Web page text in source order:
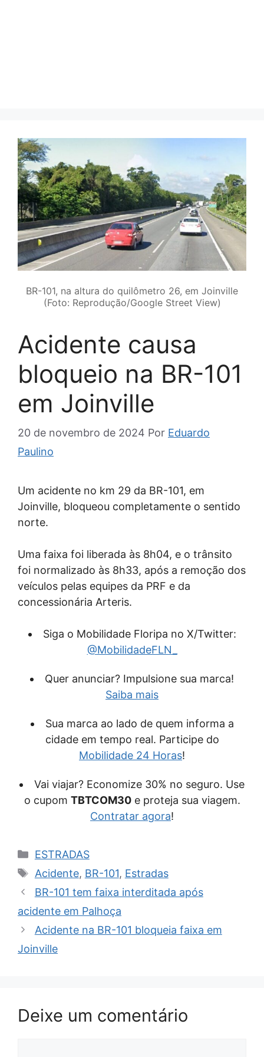
BR-101, na altura do quilômetro 26, em Joinville
(Foto: Reprodução/Google Street View)
Acidente causa
bloqueio na BR-101
em Joinville
20 de novembro de 2024 Por Eduardo
Paulino
Um acidente no km 29 da BR-101, em
Joinville, bloqueou completamente o sentido
norte.
Uma faixa foi liberada às 8h04, e o trânsito
foi normalizado às 8h33, após a remoção dos
veículos pelas equipes da PRF e da
concessionária Arteris.
Siga o Mobilidade Floripa no X/Twitter:
@MobilidadeFLN_
Quer anunciar? Impulsione sua marca!
Saiba mais
Sua marca ao lado de quem informa a
cidade em tempo real. Participe do
Mobilidade 24 Horas!
Vai viajar? Economize 30% no seguro. Use
o cupom TBTCOM30e proteja sua viagem.
Contratar agora!
Categorias
ESTRADAS
Tags
Acidente, BR-101, Estradas
BR-101 tem faixa interditada após
acidente em Palhoça
Acidente na BR-101 bloqueia faixa em
Joinville
Deixe um comentário